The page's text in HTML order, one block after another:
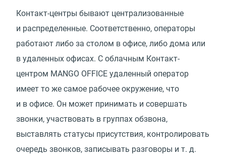
Контакт-центры бывают централизованные
и распределенные. Соответственно, операторы
работают либо за столом в офисе, либо дома или
в удаленных офисах. С облачным Контакт-
центром MANGO OFFICE удаленный оператор
имеет то же самое рабочее окружение, что
и в офисе. Он может принимать и совершать
звонки, участвовать в группах обзвона,
выставлять статусы присутствия, контролировать
очередь звонков, записывать разговоры и т. д.